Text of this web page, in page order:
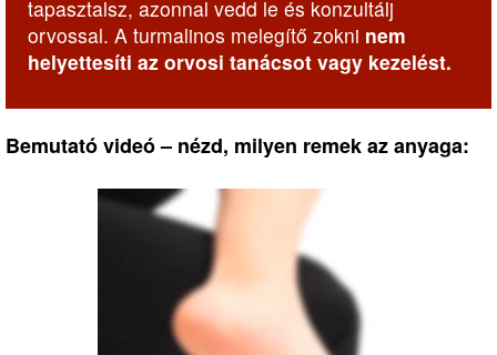
tapasztalsz, azonnal vedd le és konzultálj
orvossal. A turmalinos melegítő zokni nem
helyettesíti az orvosi tanácsot vagy kezelést.
Bemutató videó – nézd, milyen remek az anyaga: